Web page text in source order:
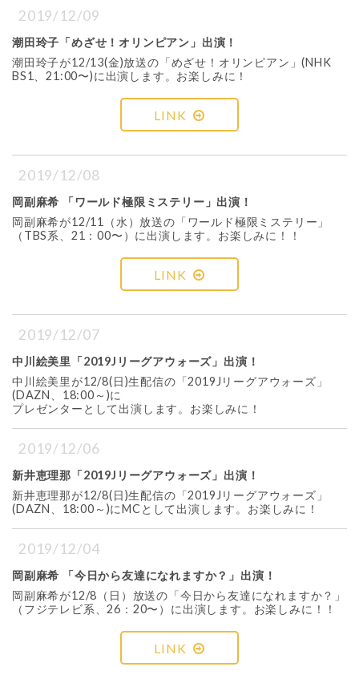
2019/12/09
潮田玲子「めざせ！オリンピアン」出演！
潮田玲子が12/13(金)放送の「めざせ！オリンピアン」(NHK
BS1、21:00〜)に出演します。お楽しみに！
LINK
2019/12/08
岡副麻希 「ワールド極限ミステリー」出演！
岡副麻希が12/11（水）放送の「ワールド極限ミステリー」
（TBS系、21：00〜）に出演します。お楽しみに！！
LINK
2019/12/07
中川絵美里「2019Jリーグアウォーズ」出演！
中川絵美里が12/8(日)生配信の「2019Jリーグアウォーズ」
(DAZN、18:00～)に
プレゼンターとして出演します。お楽しみに！
2019/12/06
新井恵理那「2019Jリーグアウォーズ」出演！
新井恵理那が12/8(日)生配信の「2019Jリーグアウォーズ」
(DAZN、18:00～)にMCとして出演します。お楽しみに！
2019/12/04
岡副麻希 「今日から友達になれますか？」出演！
岡副麻希が12/8（日）放送の「今日から友達になれますか？」
（フジテレビ系、26：20〜）に出演します。お楽しみに！！
LINK